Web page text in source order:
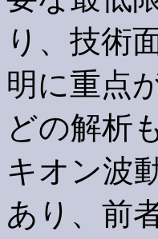
り、技術
明に重点
どの解析
キオン波
あり、前